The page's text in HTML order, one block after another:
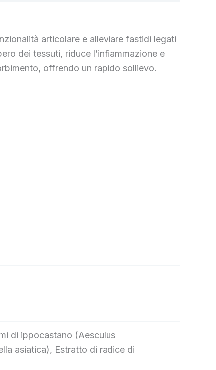
articolare e alleviare fastidi legati
dei tessuti, riduce l’infiammazione e
offrendo un rapido sollievo.
di ippocastano (Aesculus
asiatica), Estratto di radice di